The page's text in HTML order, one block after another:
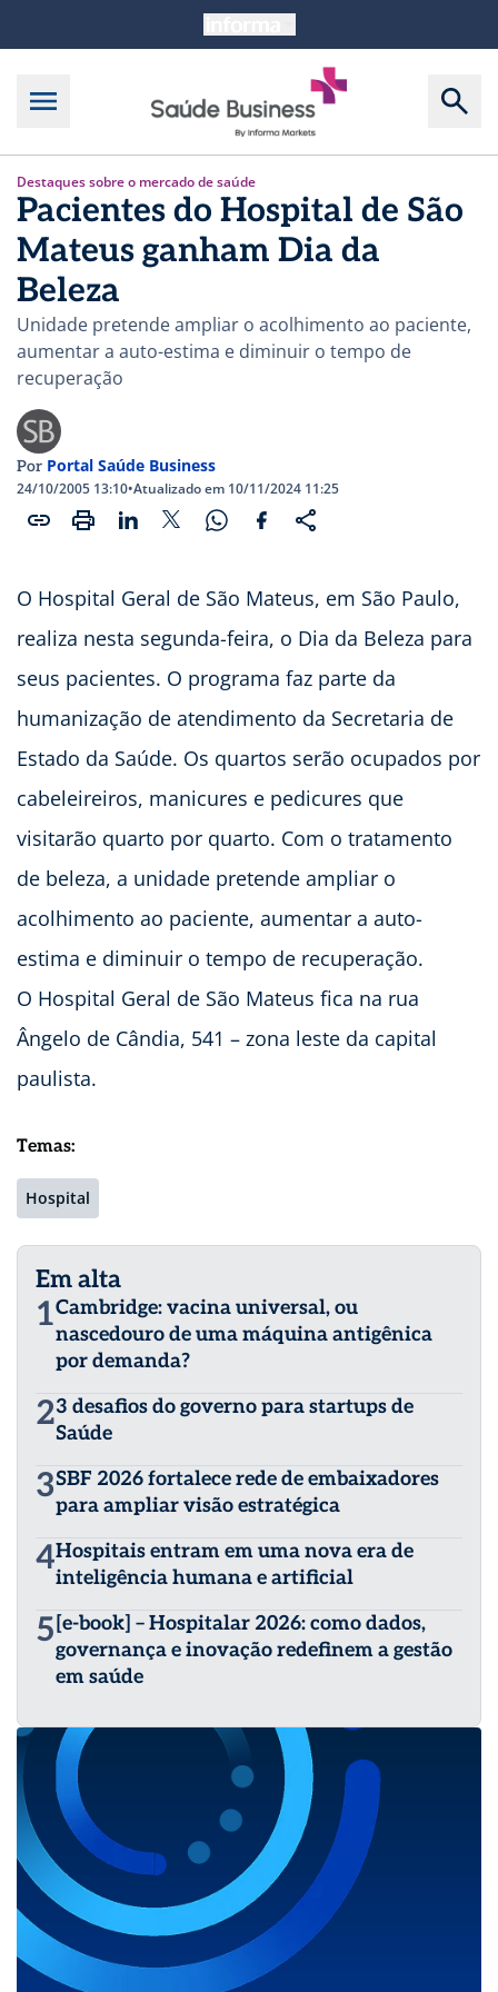
Destaques sobre o mercado de saúde
Pacientes do Hospital de São
Mateus ganham Dia da
Beleza
Unidade pretende ampliar o acolhimento ao paciente,
aumentar a auto-estima e diminuir o tempo de
recuperação
Por Portal Saúde Business
24/10/2005 13:10•Atualizado em 10/11/2024 11:25
O Hospital Geral de São Mateus, em São Paulo,
realiza nesta segunda-feira, o Dia da Beleza para
seus pacientes. O programa faz parte da
humanização de atendimento da Secretaria de
Estado da Saúde. Os quartos serão ocupados por
cabeleireiros, manicures e pedicures que
visitarão quarto por quarto. Com o tratamento
de beleza, a unidade pretende ampliar o
acolhimento ao paciente, aumentar a auto-
estima e diminuir o tempo de recuperação.
O Hospital Geral de São Mateus fica na rua
Ângelo de Cândia, 541 – zona leste da capital
paulista.
Temas:
Hospital
Em alta
1Cambridge: vacina universal, ou
nascedouro de uma máquina antigênica
por demanda?
23 desafios do governo para startups de
Saúde
3SBF 2026 fortalece rede de embaixadores
para ampliar visão estratégica
4Hospitais entram em uma nova era de
inteligência humana e artificial
5 [e-book] – Hospitalar 2026: como dados,
governança e inovação redefinem a gestão
em saúde